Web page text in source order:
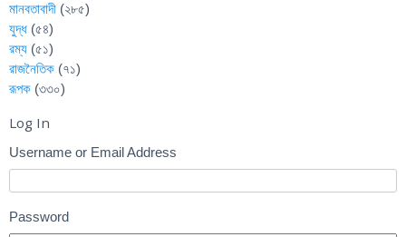
মানবতাবাদী (২৮৫)
যুদ্ধ (৫৪)
রম্য (৫১)
রাজনৈতিক (৭১)
রূপক (৩৩০)
Log In
Username or Email Address
Password